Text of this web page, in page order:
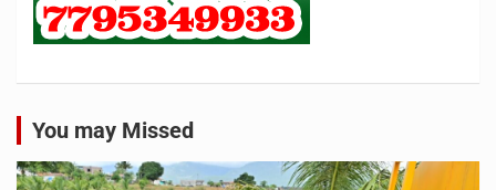
You may Missed